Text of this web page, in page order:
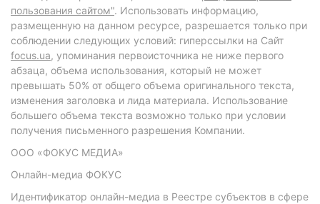
пользования сайтом". Использовать информацию,
размещенную на данном ресурсе, разрешается только при
соблюдении следующих условий: гиперссылки на Сайт
focus.ua, упоминания первоисточника не ниже первого
абзаца, объема использования, который не может
превышать 50% от общего объема оригинального текста,
изменения заголовка и лида материала. Использование
большего объема текста возможно только при условии
получения письменного разрешения Компании.
ООО «ФОКУС МЕДИА»
Онлайн-медиа ФОКУС
Идентификатор онлайн-медиа в Реестре субъектов в сфере